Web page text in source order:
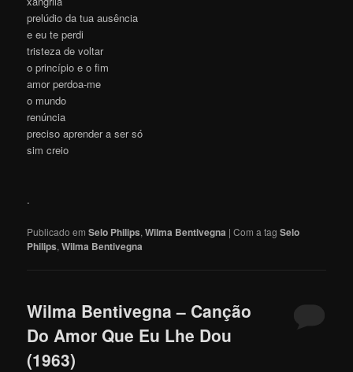
prelúdio da tua ausência
e eu te perdi
tristeza de voltar
o princípio e o fim
amor perdoa-me
o mundo
renúncia
preciso aprender a ser só
sim creio
.
Publicado em Selo Philips,Wilma Bentivegna |Com a tagSelo
Philips,Wilma Bentivegna
Wilma Bentivegna – Canção
Do Amor Que Eu Lhe Dou
(1963)